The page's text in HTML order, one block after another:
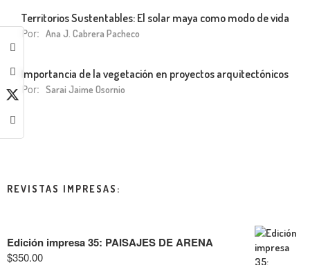
Territorios Sustentables: El solar maya como modo de vida
Por: Ana J. Cabrera Pacheco
Importancia de la vegetación en proyectos arquitectónicos
Por: Sarai Jaime Osornio
REVISTAS IMPRESAS:
Edición impresa 35: PAISAJES DE ARENA
$350.00